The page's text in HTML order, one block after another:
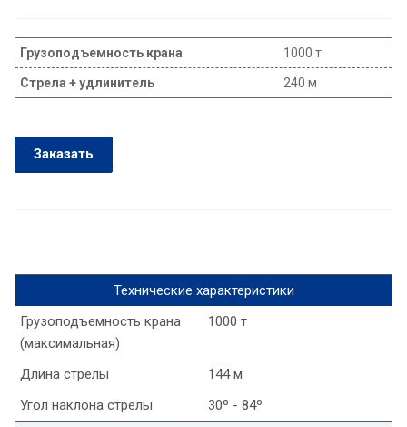
Грузоподъемность крана 1000 т
Стрела + удлинитель 240 м
Заказать
Технические характеристики
Грузоподъемность крана
(максимальная)
1000 т
Длина стрелы
144 м
Угол наклона стрелы
30º - 84º